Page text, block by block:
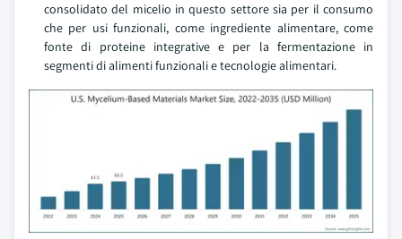
consolidato del micelio in questo settore sia per il consumo
che per usi funzionali, come ingrediente alimentare, come
fonte di proteine integrative e per la fermentazione in
segmenti di alimenti funzionali e tecnologie alimentari.